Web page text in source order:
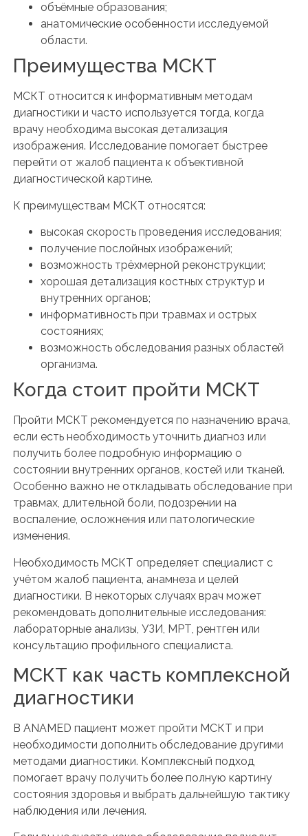
объёмные образования;
анатомические особенности исследуемой
области.
Преимущества МСКТ
МСКТ относится к информативным методам
диагностики и часто используется тогда, когда
врачу необходима высокая детализация
изображения. Исследование помогает быстрее
перейти от жалоб пациента к объективной
диагностической картине.
К преимуществам МСКТ относятся:
высокая скорость проведения исследования;
получение послойных изображений;
возможность трёхмерной реконструкции;
хорошая детализация костных структур и
внутренних органов;
информативность при травмах и острых
состояниях;
возможность обследования разных областей
организма.
Когда стоит пройти МСКТ
Пройти МСКТ рекомендуется по назначению врача,
если есть необходимость уточнить диагноз или
получить более подробную информацию о
состоянии внутренних органов, костей или тканей.
Особенно важно не откладывать обследование при
травмах, длительной боли, подозрении на
воспаление, осложнения или патологические
изменения.
Необходимость МСКТ определяет специалист с
учётом жалоб пациента, анамнеза и целей
диагностики. В некоторых случаях врач может
рекомендовать дополнительные исследования:
лабораторные анализы, УЗИ, МРТ, рентген или
консультацию профильного специалиста.
МСКТ как часть комплексной
диагностики
В ANAMED пациент может пройти МСКТ и при
необходимости дополнить обследование другими
методами диагностики. Комплексный подход
помогает врачу получить более полную картину
состояния здоровья и выбрать дальнейшую тактику
наблюдения или лечения.